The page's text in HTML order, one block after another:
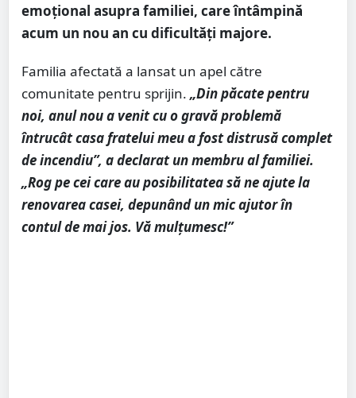
emoțional asupra familiei, care întâmpină
acum un nou an cu dificultăți majore.
Familia afectată a lansat un apel către
comunitate pentru sprijin. „Din păcate pentru
noi, anul nou a venit cu o gravă problemă
întrucât casa fratelui meu a fost distrusă complet
de incendiu”, a declarat un membru al familiei.
„Rog pe cei care au posibilitatea să ne ajute la
renovarea casei, depunând un mic ajutor în
contul de mai jos. Vă mulțumesc!”